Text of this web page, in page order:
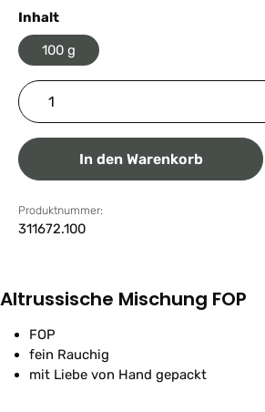
Inhaltauswählen
100 g
Produkt Anzahl: Gib den
In den Warenkorb
Produktnummer:
311672.100
Altrussische Mischung FOP
FOP
fein Rauchig
mit Liebe von Hand gepackt